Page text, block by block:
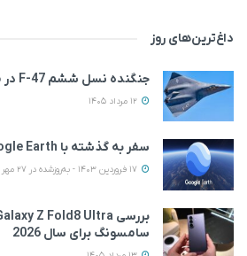
داغ‌ترین‌های روز
جنگنده نسل ششم F-47 در مسیر نخستین پرواز
سفر به گذشته با Google Earth
سامسونگ برای سال 2026